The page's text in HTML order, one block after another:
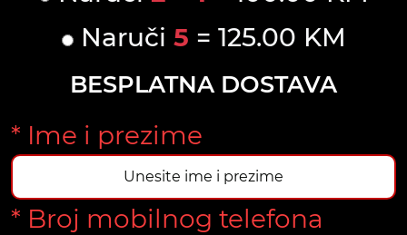
Naruči 5 = 125.00 KM
BESPLATNA DOSTAVA
* Ime i prezime
* Broj mobilnog telefona